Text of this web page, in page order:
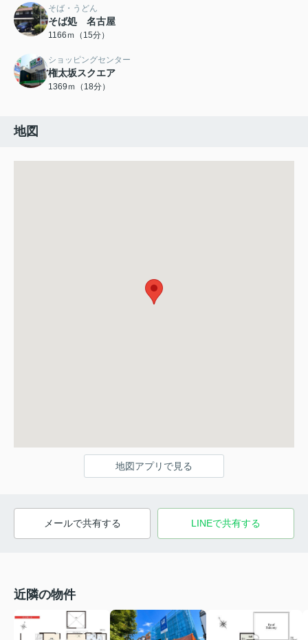
そば・うどん
そば処 名古屋
1166ｍ（15分）
ショッピングセンター
権太坂スクエア
1369ｍ（18分）
地図
地図アプリで見る
メールで共有する LINEで共有する
近隣の物件